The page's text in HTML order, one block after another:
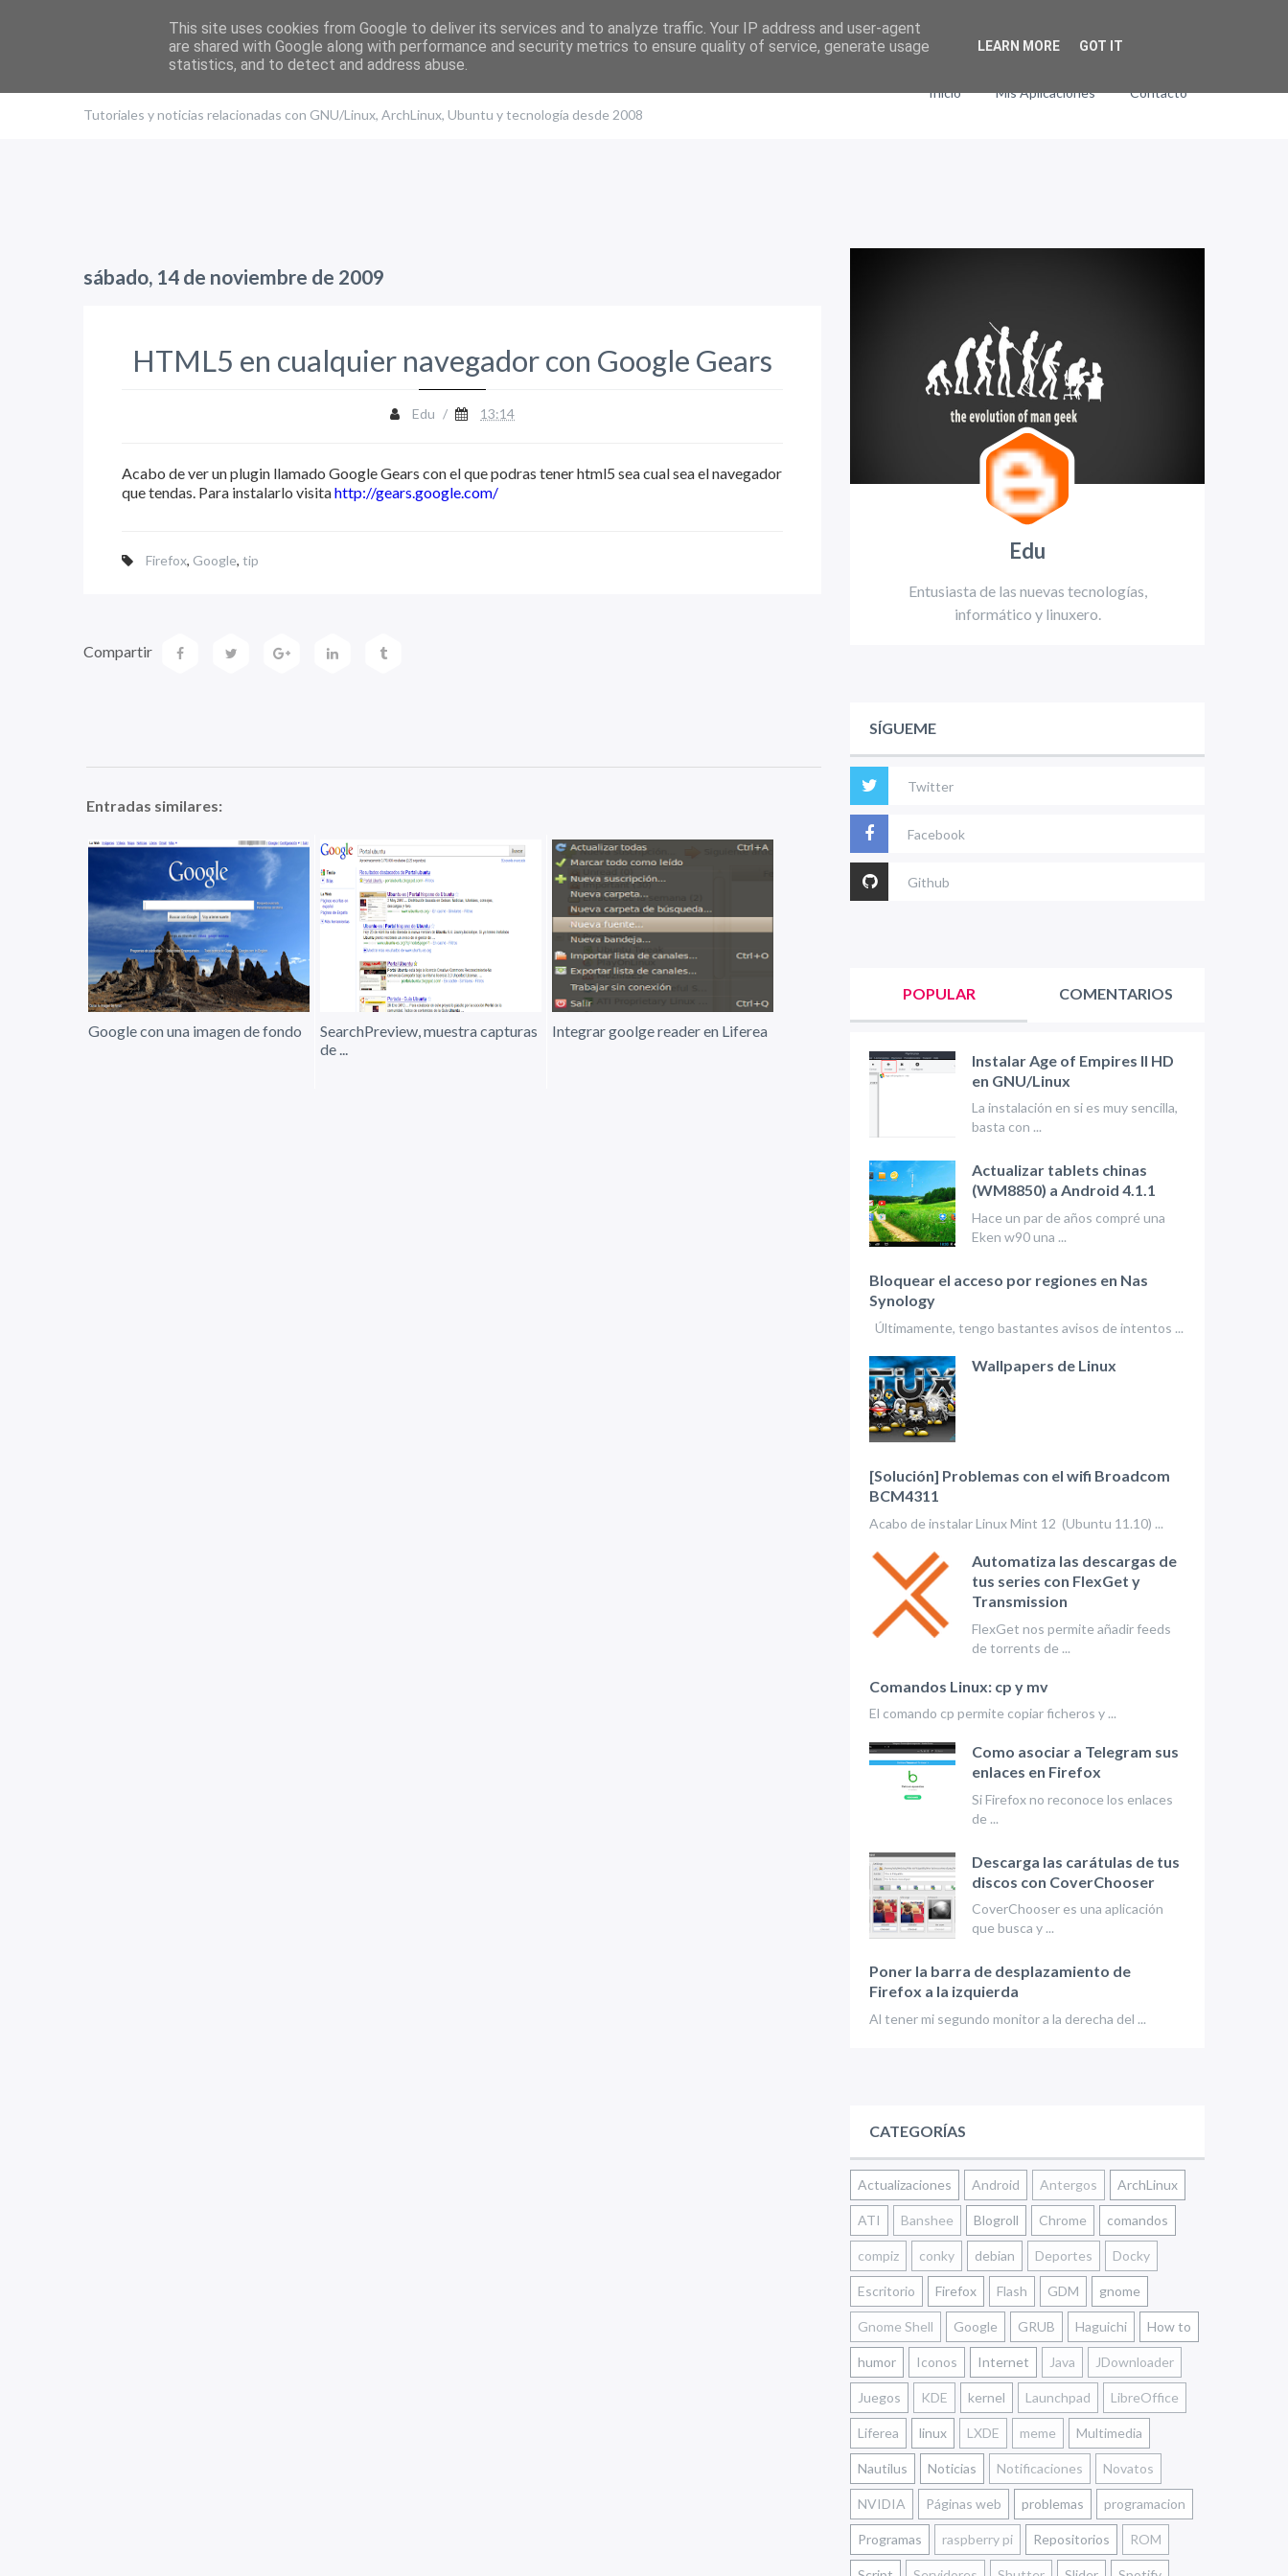
El blog de Edu
Tutoriales y noticias relacionadas con GNU/Linux, ArchLinux, Ubuntu y tecnología desde 2008
Inicio Mis Aplicaciones Contacto
sábado, 14 de noviembre de 2009
HTML5 en cualquier navegador con Google Gears
Edu / 13:14
Acabo de ver un plugin llamado Google Gears con el que podras tener html5 sea cual sea el navegador
que tendas. Para instalarlo visitahttp://gears.google.com/
Firefox, Google, tip
Compartir
Entradas similares:
Google con una imagen de fondo
SearchPreview, muestra capturas
de ...
Integrar goolge reader en Liferea
Edu
Entusiasta de las nuevas tecnologías,
informático y linuxero.
SÍGUEME
Twitter
Facebook
Github
POPULAR COMENTARIOS
Instalar Age of Empires II HD
en GNU/Linux
La instalación en si es muy sencilla,
basta con ...
Actualizar tablets chinas
(WM8850) a Android 4.1.1
Hace un par de años compré una
Eken w90 una ...
Bloquear el acceso por regiones en Nas
Synology
Últimamente, tengo bastantes avisos de intentos ...
Wallpapers de Linux
[Solución] Problemas con el wifi Broadcom
BCM4311
Acabo de instalar Linux Mint 12 (Ubuntu 11.10) ...
Automatiza las descargas de
tus series con FlexGet y
Transmission
FlexGet nos permite añadir feeds
de torrents de ...
Comandos Linux: cp y mv
El comando cp permite copiar ficheros y ...
Como asociar a Telegram sus
enlaces en Firefox
Si Firefox no reconoce los enlaces
de ...
Descarga las carátulas de tus
discos con CoverChooser
CoverChooser es una aplicación
que busca y ...
Poner la barra de desplazamiento de
Firefox a la izquierda
Al tener mi segundo monitor a la derecha del ...
CATEGORÍAS
Actualizaciones Android Antergos ArchLinux
ATI Banshee Blogroll Chrome comandos
compiz conky debian Deportes Docky
Escritorio Firefox Flash GDM gnome
Gnome Shell Google GRUB Haguichi How to
humor Iconos Internet Java JDownloader
Juegos KDE kernel Launchpad LibreOffice
Liferea linux LXDE meme Multimedia
Nautilus Noticias Notificaciones Novatos
NVIDIA Páginas web problemas programacion
Programas raspberry pi Repositorios ROM
This site uses cookies from Google to deliver its services and to analyze traffic. Your IP address and user-agent
are shared with Google along with performance and security metrics to ensure quality of service, generate usage
statistics, and to detect and address abuse.
LEARN MORE GOT IT